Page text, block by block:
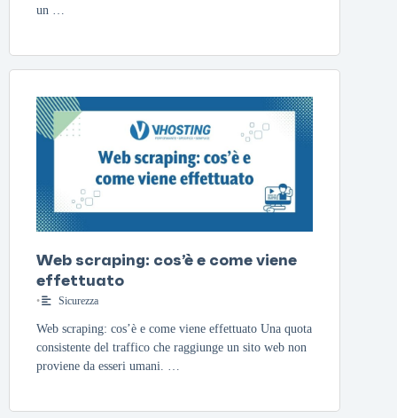
un …
Web scraping: cos’è e come viene
effettuato
• Sicurezza
Web scraping: cos’è e come viene effettuato Una quota
consistente del traffico che raggiunge un sito web non
proviene da esseri umani. …